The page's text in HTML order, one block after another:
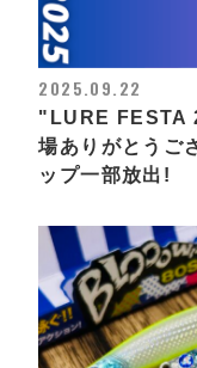
2025.09.22
"LURE FESTA
場ありがとうご
ップ一部放出!